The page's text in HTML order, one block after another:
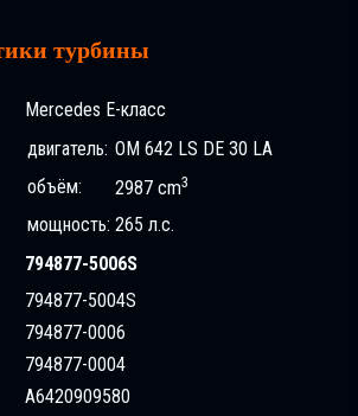
турбины
Mercedes E-класс
двигатель: OM 642 LS DE 30 LA
объём:
2987 cm3
мощность: 265 л.с.
794877-5006S
794877-5004S
794877-0006
794877-0004
A6420909580